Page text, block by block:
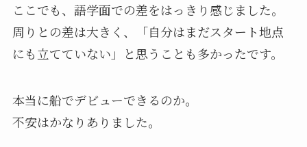
ここでも、語学面での差をはっきり感じました。
周りとの差は大きく、「自分はまだスタート地点
にも立てていない」と思うことも多かったです。
本当に船でデビューできるのか。
不安はかなりありました。